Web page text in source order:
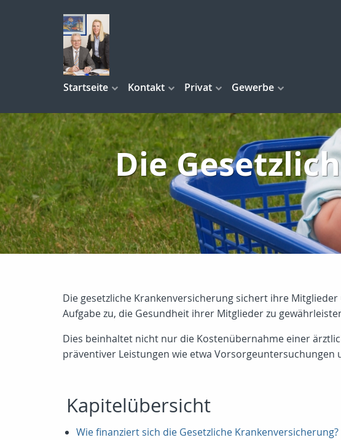
Startseite Kontakt Privat Gewerbe
Die
Die gesetzliche Krankenversicherung sichert ihre
Aufgabe zu, die Gesundheit ihrer Mitglieder zu
Dies beinhaltet nicht nur die Kostenübernahme einer
präventiver Leistungen wie etwa Vorsorgeuntersuchungen
Kapitelübersicht
Wie finanziert sich die Gesetzliche Krankenversicherung?